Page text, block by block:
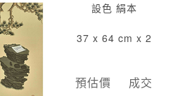
設色 絹本
37 x 64 cm x 2
預估價
成交